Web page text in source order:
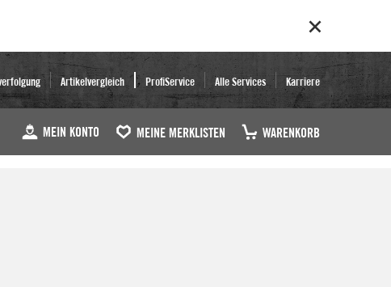
Artikelvergleich ProfiService Alle Services Karriere
MEIN KONTO MEINE MERKLISTEN WARENKORB